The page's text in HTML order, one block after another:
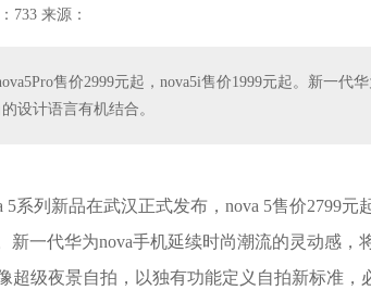
733 来源：
售价2999元起，nova5i售价1999元起。新一代
设计语言有机结合。
5系列新品在武汉正式发布，nova 5售价2799元
新一代华为nova手机延续时尚潮流的灵动感，
超级夜景自拍，以独有功能定义自拍新标准，